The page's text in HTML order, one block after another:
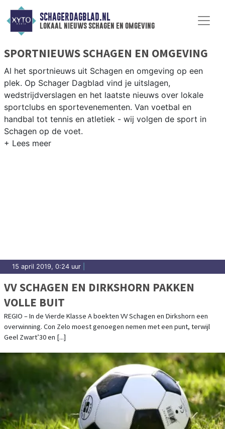
SCHAGERDAGBLAD.NL
lokaal nieuws schagen en omgeving
SPORTNIEUWS SCHAGEN EN OMGEVING
Al het sportnieuws uit Schagen en omgeving op een
plek. Op Schager Dagblad vind je uitslagen,
wedstrijdverslagen en het laatste nieuws over lokale
sportclubs en sportevenementen. Van voetbal en
handbal tot tennis en atletiek - wij volgen de sport in
Schagen op de voet.
15 april 2019, 0:24 uur
VV SCHAGEN EN DIRKSHORN PAKKEN
VOLLE BUIT
REGIO – In de Vierde Klasse A boekten VV Schagen en Dirkshorn een
overwinning. Con Zelo moest genoegen nemen met een punt, terwijl
Geel Zwart’30 en [...]